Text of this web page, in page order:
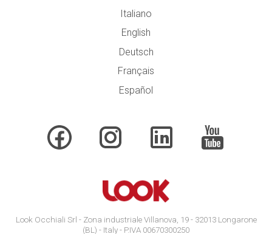
Italiano
English
Deutsch
Français
Español
Look Occhiali Srl - Zona industriale Villanova, 19 - 32013 Longarone
(BL) - Italy - P.IVA 00670300250